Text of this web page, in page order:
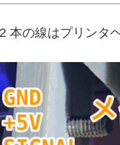
本の線はプリンタ